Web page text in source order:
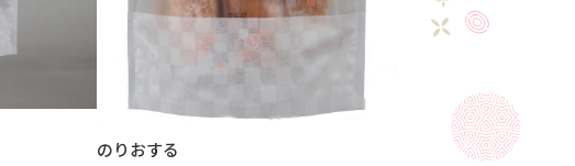
のりおする